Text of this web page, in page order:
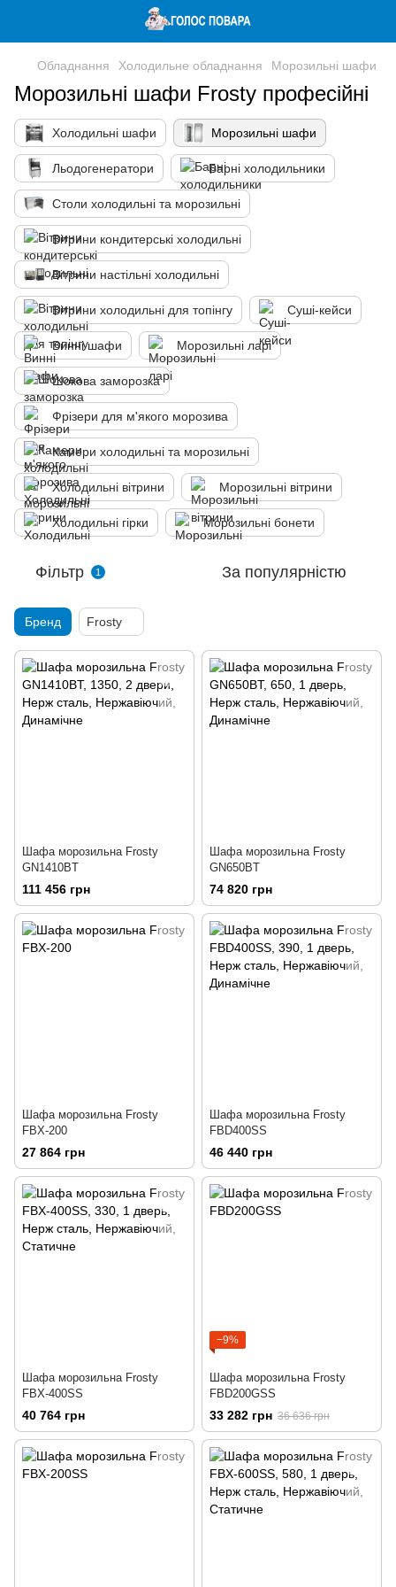
Обладнання Холодильне обладнання Морозильні шафи
Морозильні шафи Frosty професійні
Холодильні шафи Морозильні шафи
Льодогенератори Барні холодильники
Столи холодильні та морозильні
Вітрини кондитерські холодильні
Вітрини настільні холодильні
Вітрини холодильні для топінгу Суші-кейси
Винні шафи Морозильні ларі
Шокова заморозка
Фрізери для м'якого морозива
Камери холодильні та морозильні
Холодильні вітрини Морозильні вітрини
Холодильні гірки Морозильні бонети
Фільтр 1 За популярністю
Бренд Frosty
Шафа морозильна Frosty
GN1410BT
111 456 грн
Шафа морозильна Frosty
GN650BT
74 820 грн
Шафа морозильна Frosty
FBX-200
27 864 грн
Шафа морозильна Frosty
FBD400SS
46 440 грн
Шафа морозильна Frosty
FBX-400SS
40 764 грн
−9%
Шафа морозильна Frosty
FBD200GSS
33 282 грн 36 636 грн